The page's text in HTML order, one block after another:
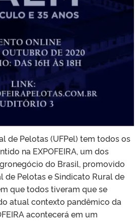
de Pelotas (UFPel) tem todos os
na EXPOFEIRA, um dos
do Brasil, promovido
de Pelotas e Sindicato Rural de
que todos tiveram que se
atual contexto pandêmico da
acontecerá em um